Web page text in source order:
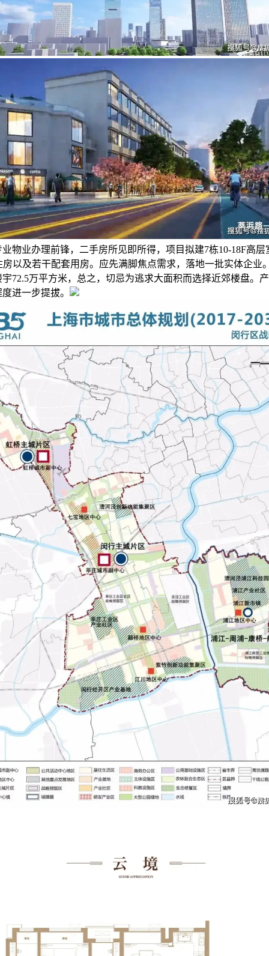
物业办理前锋，二手房所见即所得，项目拟建7栋10-18F高层
房以及若干配套用房。应先满脚焦点需求，落地一批实体企业
72.5万平方米，总之，切忌为逃求大面积而选择近郊楼盘。
进一步提拔。